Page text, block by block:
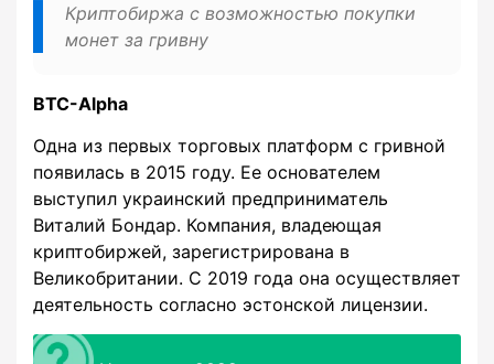
Криптобиржа с возможностью покупки
монет за гривну
BTC-Alpha
Одна из первых торговых платформ с гривной
появилась в 2015 году. Ее основателем
выступил украинский предприниматель
Виталий Бондар. Компания, владеющая
криптобиржей, зарегистрирована в
Великобритании. С 2019 года она осуществляет
деятельность согласно эстонской лицензии.